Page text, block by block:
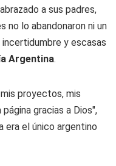
abrazado a sus padres,
no lo abandonaron ni un
y escasas
Argentina.
proyectos, mis
gracias a Dios",
era el único argentino